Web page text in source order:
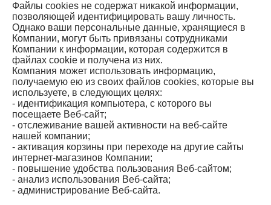
Файлы cookies не содержат никакой информации,
позволяющей идентифицировать вашу личность.
Однако ваши персональные данные, хранящиеся в
Компании, могут быть привязаны сотрудниками
Компании к информации, которая содержится в
файлах cookie и получена из них.
Компания может использовать информацию,
получаемую ею из своих файлов cookies, которые вы
используете, в следующих целях:
- идентификация компьютера, с которого вы
посещаете Веб-сайт;
- отслеживание вашей активности на веб-сайте
нашей компании;
- активация корзины при переходе на другие сайты
интернет-магазинов Компании;
- повышение удобства пользования Веб-сайтом;
- анализ использования Веб-сайта;
- администрирование Веб-сайта.